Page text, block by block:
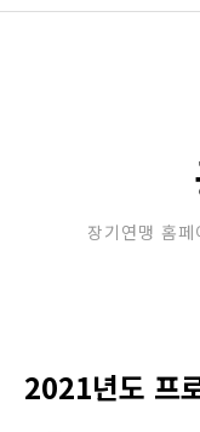
장기연맹 홈
2021년도 프